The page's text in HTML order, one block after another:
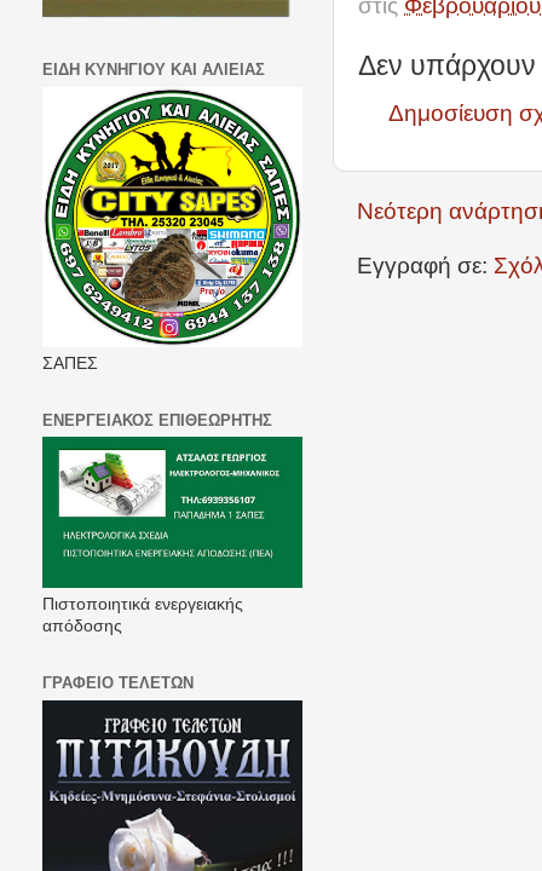
στις
Δεν υπάρχουν
Δημοσίευση
Νεότερη
Εγγραφή σε:
ΕΙΔΗ ΚΥΝΗΓΙΟΥ ΚΑΙ ΑΛΙΕΙΑΣ
ΣΑΠΕΣ
ΕΝΕΡΓΕΙΑΚΟΣ ΕΠΙΘΕΩΡΗΤΗΣ
Πιστοποιητικά ενεργειακής
απόδοσης
ΓΡΑΦΕΙΟ ΤΕΛΕΤΩΝ